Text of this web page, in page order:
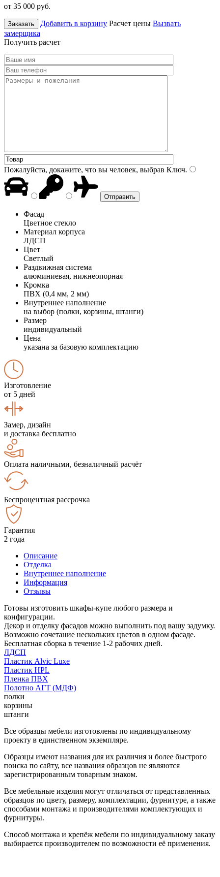
от 35 000 руб.
Заказать Добавить в корзину Расчет цены Вызвать
замерщика
Получить расчет
Пожалуйста, докажите, что вы человек, выбрав Ключ.
Фасад
Цветное стекло
Материал корпуса
ЛДСП
Цвет
Светлый
Раздвижная система
алюминиевая, нижнеопорная
Кромка
ПВХ (0,4 мм, 2 мм)
Внутреннее наполнение
на выбор (полки, корзины, штанги)
Размер
индивидуальный
Цена
указана за базовую комплектацию
Изготовление
от 5 дней
Замер, дизайн
и доставка бесплатно
Оплата наличными, безналичный расчёт
Беспроцентная рассрочка
Гарантия
2 года
Описание
Отделка
Внутреннее наполнение
Информация
Отзывы
Готовы изготовить шкафы-купе любого размера и
конфигурации.
Декор и отделку фасадов можно выполнить под вашу задумку.
Возможно сочетание нескольких цветов в одном фасаде.
Бесплатная сборка в течение 1-2 рабочих дней.
ЛДСП
Пластик Alvic Luxe
Пластик HPL
Пленка ПВХ
Полотно АГТ (МДФ)
полки
корзины
штанги
Все образцы мебели изготовлены по индивидуальному
проекту в единственном экземпляре.
Образцы имеют названия для их различия и более быстрого
поиска по сайту, все названия образцов не являются
зарегистрированным товарным знаком.
Все мебельные изделия могут отличаться от представленных
образцов по цвету, размеру, комплектации, фурнитуре, а также
способами монтажа и производителями комплектующих и
фурнитуры.
Способ монтажа и крепёж мебели по индивидуальному заказу
выбирается производителем по возможности её применения.